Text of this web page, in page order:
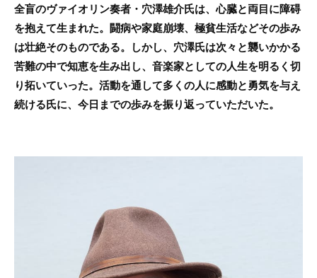
全盲のヴァイオリン奏者・穴澤雄介氏は、心臓と両目に障碍
を抱えて生まれた。闘病や家庭崩壊、極貧生活などその歩み
は壮絶そのものである。しかし、穴澤氏は次々と襲いかかる
苦難の中で知恵を生み出し、音楽家としての人生を明るく切
り拓いていった。活動を通して多くの人に感動と勇気を与え
続ける氏に、今日までの歩みを振り返っていただいた。